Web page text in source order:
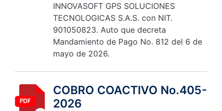
INNOVASOFT GPS SOLUCIONES
TECNOLOGICAS S.A.S. con NIT.
901050823. Auto que decreta
Mandamiento de Pago No. 812 del 6 de
mayo de 2026.
COBRO COACTIVO No.405-
2026